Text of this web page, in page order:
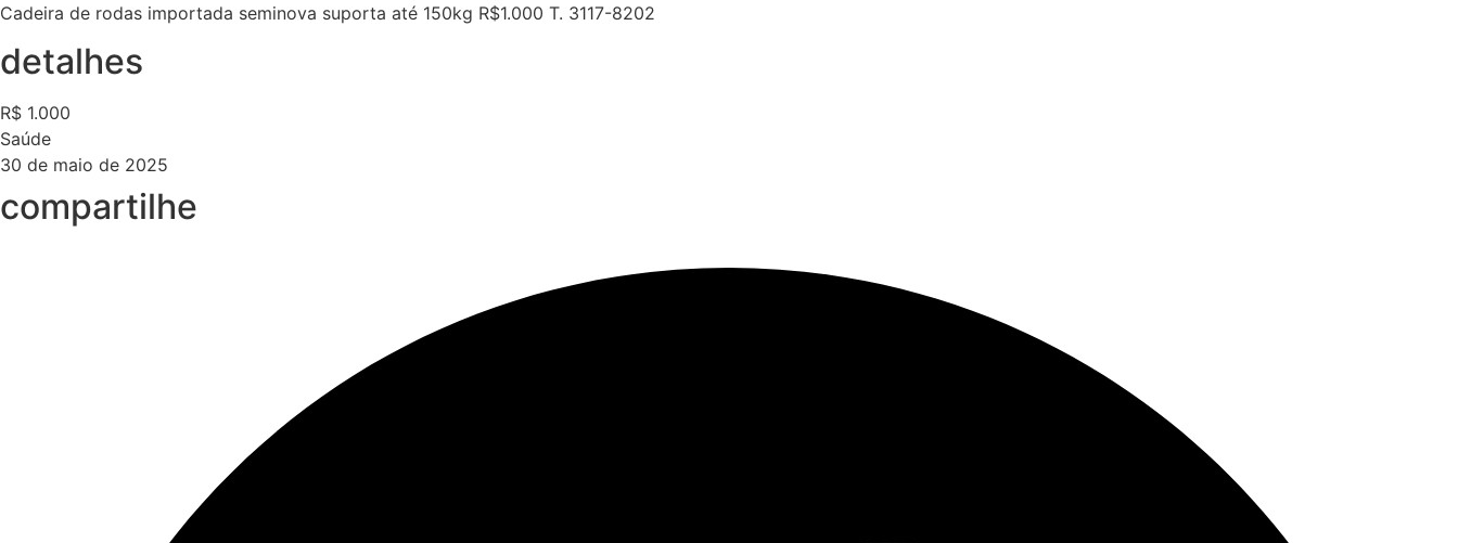
Cadeira de rodas importada seminova suporta até 150kg R$1.000 T. 3117-8202
detalhes
R$ 1.000
Saúde
30 de maio de 2025
compartilhe